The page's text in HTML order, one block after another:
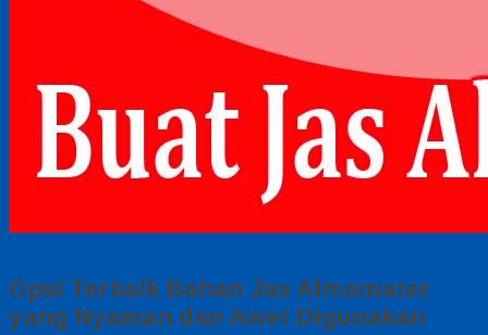
Opsi Terbaik Bahan Jas Almamater
yang Nyaman dan Awet Digunakan